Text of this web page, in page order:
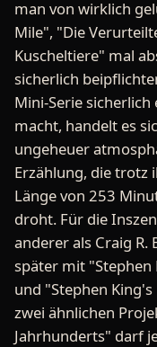
man von wirklich
Mile", "Die
Kuscheltiere" mal
sicherlich
Mini-Serie
macht, handelt es
ungeheuer
Erzählung, die trotz
Länge von 253
droht. Für die
anderer als Craig R.
später mit "Stephen
und "Stephen
zwei ähnlichen
Jahrhunderts" darf